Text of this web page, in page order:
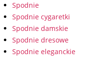
Spodnie
Spodnie cygaretki
Spodnie damskie
Spodnie dresowe
Spodnie eleganckie